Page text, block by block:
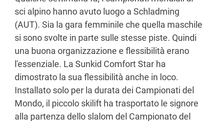
sci alpino hanno avuto luogo a Schladming
(AUT). Sia la gara femminile che quella maschile
si sono svolte in parte sulle stesse piste. Quindi
una buona organizzazione e flessibilità erano
l'essenziale. La Sunkid Comfort Star ha
dimostrato la sua flessibilità anche in loco.
Installato solo per la durata dei Campionati del
Mondo, il piccolo skilift ha trasportato le signore
alla partenza dello slalom del Campionato del